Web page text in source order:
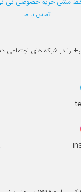
مشی حریم خصوصی نی
تماس با ما
را در شبکه های اجتماعی